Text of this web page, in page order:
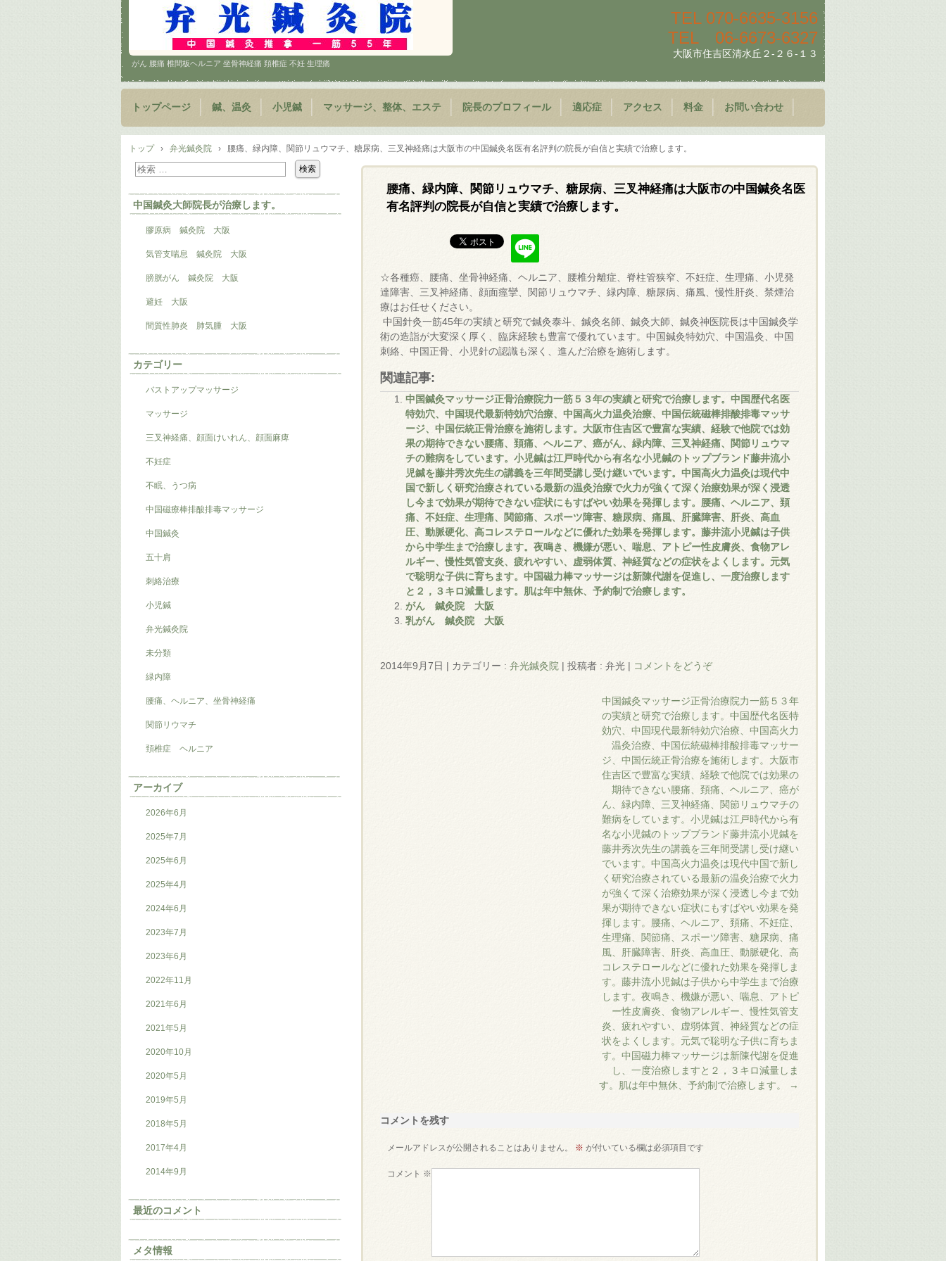
がん 腰痛 椎間板ヘルニア 坐骨神経痛 頚椎症 不妊 生理痛
TEL 070-6635-3156
TEL 06-6673-6327
大阪市住吉区清水丘２-２６-１３
トップページ 鍼、温灸 小児鍼 マッサージ、整体、エステ 院長のプロフィール 適応症 アクセス 料金 お問い合わせ
トップ › 弁光鍼灸院 › 腰痛、緑内障、関節リュウマチ、糖尿病、三叉神経痛は大阪市の中国鍼灸名医有名評判の院長が自信と実績で治療します。
腰痛、緑内障、関節リュウマチ、糖尿病、三叉神経痛は大阪市の中国鍼灸名医
有名評判の院長が自信と実績で治療します。
☆各種癌、腰痛、坐骨神経痛、ヘルニア、腰椎分離症、脊柱管狭窄、不妊症、生理痛、小児発
達障害、三叉神経痛、顔面痙攣、関節リュウマチ、緑内障、糖尿病、痛風、慢性肝炎、禁煙治
療はお任せください。
中国針灸一筋45年の実績と研究で鍼灸泰斗、鍼灸名師、鍼灸大師、鍼灸神医院長は中国鍼灸学
術の造詣が大変深く厚く、臨床経験も豊富で優れています。中国鍼灸特効穴、中国温灸、中国
刺絡、中国正骨、小児針の認識も深く、進んだ治療を施術します。
関連記事:
中国鍼灸マッサージ正骨治療院力一筋５３年の実績と研究で治療します。中国歴代名医
特効穴、中国現代最新特効穴治療、中国高火力温灸治療、中国伝統磁棒排酸排毒マッサ
ージ、中国伝統正骨治療を施術します。大阪市住吉区で豊富な実績、経験で他院では効
果の期待できない腰痛、頚痛、ヘルニア、癌がん、緑内障、三叉神経痛、関節リュウマ
チの難病をしています。小児鍼は江戸時代から有名な小児鍼のトップブランド藤井流小
児鍼を藤井秀次先生の講義を三年間受講し受け継いでいます。中国高火力温灸は現代中
国で新しく研究治療されている最新の温灸治療で火力が強くて深く治療効果が深く浸透
し今まで効果が期待できない症状にもすばやい効果を発揮します。腰痛、ヘルニア、頚
痛、不妊症、生理痛、関節痛、スポーツ障害、糖尿病、痛風、肝臓障害、肝炎、高血
圧、動脈硬化、高コレステロールなどに優れた効果を発揮します。藤井流小児鍼は子供
から中学生まで治療します。夜鳴き、機嫌が悪い、喘息、アトピー性皮膚炎、食物アレ
ルギー、慢性気管支炎、疲れやすい、虚弱体質、神経質などの症状をよくします。元気
で聡明な子供に育ちます。中国磁力棒マッサージは新陳代謝を促進し、一度治療します
と２，３キロ減量します。肌は年中無休、予約制で治療します。
がん 鍼灸院 大阪
乳がん 鍼灸院 大阪
2014年9月7日 | カテゴリー :弁光鍼灸院 |投稿者 : 弁光 | コメントをどうぞ
中国鍼灸マッサージ正骨治療院力一筋５３年
の実績と研究で治療します。中国歴代名医特
効穴、中国現代最新特効穴治療、中国高火力
温灸治療、中国伝統磁棒排酸排毒マッサー
ジ、中国伝統正骨治療を施術します。大阪市
住吉区で豊富な実績、経験で他院では効果の
期待できない腰痛、頚痛、ヘルニア、癌が
ん、緑内障、三叉神経痛、関節リュウマチの
難病をしています。小児鍼は江戸時代から有
名な小児鍼のトップブランド藤井流小児鍼を
藤井秀次先生の講義を三年間受講し受け継い
でいます。中国高火力温灸は現代中国で新し
く研究治療されている最新の温灸治療で火力
が強くて深く治療効果が深く浸透し今まで効
果が期待できない症状にもすばやい効果を発
揮します。腰痛、ヘルニア、頚痛、不妊症、
生理痛、関節痛、スポーツ障害、糖尿病、痛
風、肝臓障害、肝炎、高血圧、動脈硬化、高
コレステロールなどに優れた効果を発揮しま
す。藤井流小児鍼は子供から中学生まで治療
します。夜鳴き、機嫌が悪い、喘息、アトピ
ー性皮膚炎、食物アレルギー、慢性気管支
炎、疲れやすい、虚弱体質、神経質などの症
状をよくします。元気で聡明な子供に育ちま
す。中国磁力棒マッサージは新陳代謝を促進
し、一度治療しますと２，３キロ減量しま
す。肌は年中無休、予約制で治療します。
→
コメントを残す
メールアドレスが公開されることはありません。 ※ が付いている欄は必須項目です
コメント ※
中国鍼灸大師院長が治療します。
膠原病 鍼灸院 大阪
気管支喘息 鍼灸院 大阪
膀胱がん 鍼灸院 大阪
避妊 大阪
間質性肺炎 肺気腫 大阪
カテゴリー
バストアップマッサージ
マッサージ
三叉神経痛、顔面けいれん、顔面麻痺
不妊症
不眠、うつ病
中国磁療棒排酸排毒マッサージ
中国鍼灸
五十肩
刺絡治療
小児鍼
弁光鍼灸院
未分類
緑内障
腰痛、ヘルニア、坐骨神経痛
関節リウマチ
頚椎症 ヘルニア
アーカイブ
2026年6月
2025年7月
2025年6月
2025年4月
2024年6月
2023年7月
2023年6月
2022年11月
2021年6月
2021年5月
2020年10月
2020年5月
2019年5月
2018年5月
2017年4月
2014年9月
最近のコメント
メタ情報